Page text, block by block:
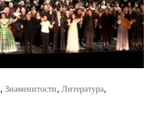
, Знаменитости, Литература,